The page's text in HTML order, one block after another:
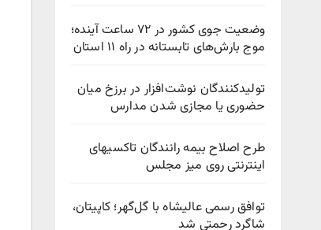
وضعیت جوی کشور در ۷۲ ساعت آینده؛
موج بارش‌های تابستانه در راه ۱۱ استان
تولیدکنندگان نوشت‌افزار در برزخ میان
حضوری یا مجازی شدن مدارس
طرح اصلاح بیمه رانندگان تاکسیهای
اینترنتی روی میز مجلس
توافق رسمی عالیشاه با گل‌گهر؛ کاپیتان،
شاگرد رحمتی شد